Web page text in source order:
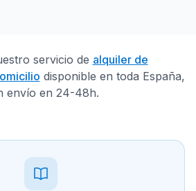
servicio de alquiler de
disponible en toda España,
envío en 24-48h.